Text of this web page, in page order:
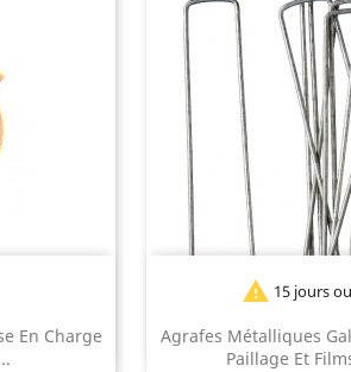
En Charge
Agrafes Métalliques
Paillage Et
 15 jours